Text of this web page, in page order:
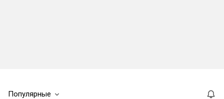
Популярные